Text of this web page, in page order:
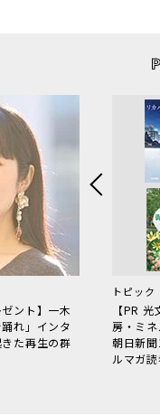
ント】一木
れ」インタ
た再生の群
トピック
【PR
房・ミ
朝日新
ルマガ